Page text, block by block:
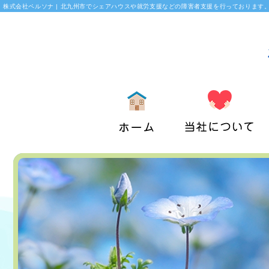
株式会社ペルソナ | 北九州市でシェアハウスや就労支援などの障害者支援を行っております